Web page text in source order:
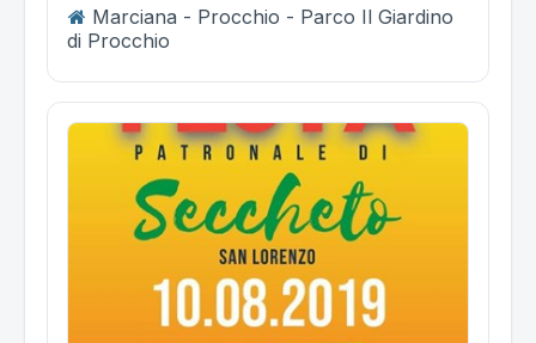
Marciana - Procchio - Parco Il Giardino
di Procchio